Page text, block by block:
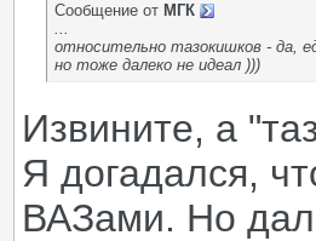
Сообщение от МГК
...
относительно тазокишков - да,
но тоже далеко не идеал )))
Извините, а
Я догадался,
ВАЗами. Но